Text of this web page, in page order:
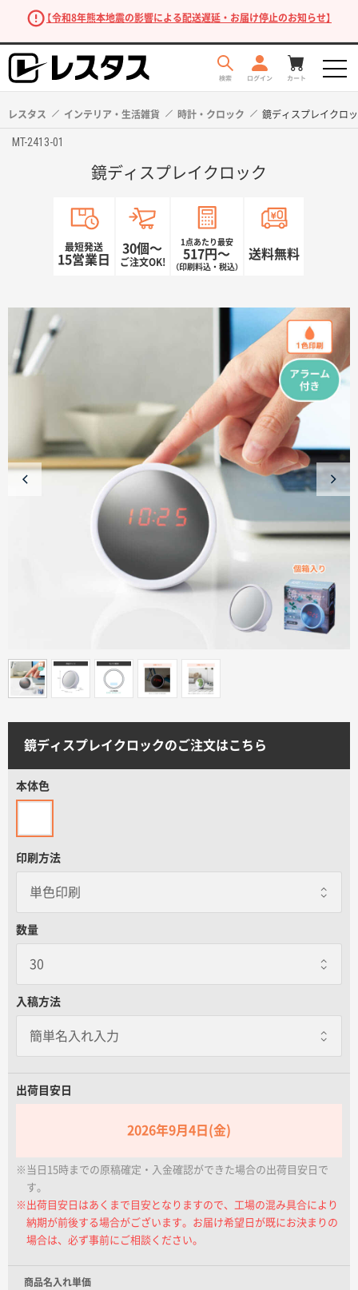
【令和8年熊本地震の影響による配送遅延・お届け停止のお知らせ】
商品カテゴリーから探す
ターゲットから探す
目的・シーンから探す
印刷色から探す
サイトメニュー
データ入稿ガイド
よくあるご質問
名入れグループサイト
レスタス インテリア・生活雑貨 時計・クロック 鏡ディスプレイクロ
MT-2413-01
鏡ディスプレイクロック
最短発送
15営業日
30個〜
ご注文OK!
1点あたり最安
517円〜
（印刷料込・税込）
送料無料
鏡ディスプレイクロックのご注文はこちら
本体色
印刷方法
数量
入稿方法
出荷目安日
2026年9月4日(金)
※当日15時までの原稿確定・入金確認ができた場合の出荷目安日で
す。
※出荷目安日はあくまで目安となりますので、工場の混み具合により
納期が前後する場合がございます。お届け希望日が既にお決まりの
場合は、必ず事前にご相談ください。
商品名入れ単価